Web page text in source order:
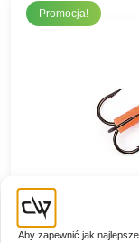
Aby zapewnić jak
Promocja!
Mepps